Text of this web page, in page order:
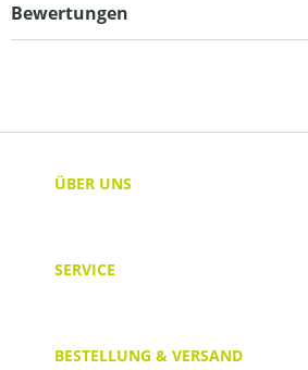
Bewertungen
ÜBER UNS
SERVICE
BESTELLUNG & VERSAND